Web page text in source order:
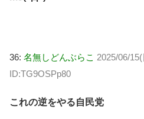
36: 名無しどんぶらこ 2025/06/
ID:TG9OSPp80
これの逆をやる自民党